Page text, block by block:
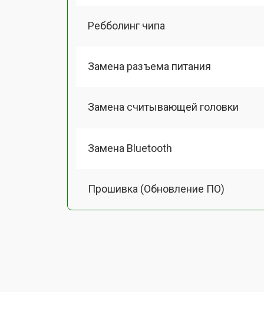
Ребболинг чипа
Замена разъема питания
Замена считывающей головки
Замена Bluetooth
Прошивка (Обновление ПО)